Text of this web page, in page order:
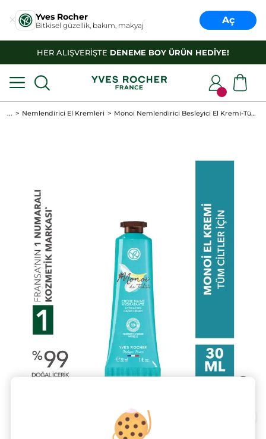
Yves Rocher
Bitkisel güzellik, bakım, makyaj Aç
HER ALIŞVERİŞTE DENEME BOY ÜRÜN HEDİYE!
... Nemlendirici El Kremleri Monoi Nemlendirici Besleyici El Kremi-Tüm Ciltler - Monoi de Tahiti- Vegan